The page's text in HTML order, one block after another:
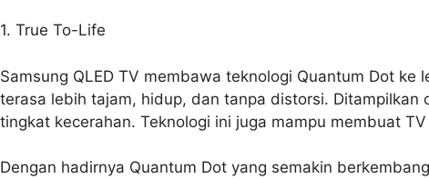
1. True To-Life
Samsung QLED TV membawa teknologi Quantum Dot
terasa lebih tajam, hidup, dan tanpa distorsi. Ditampilkan
tingkat kecerahan. Teknologi ini juga mampu membuat
Dengan hadirnya Quantum Dot yang semakin